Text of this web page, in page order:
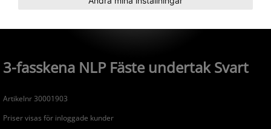
3-fasskena NLP Fäste undertak Svart
Artikelnr 30001903
Priser visas för inloggade kunder